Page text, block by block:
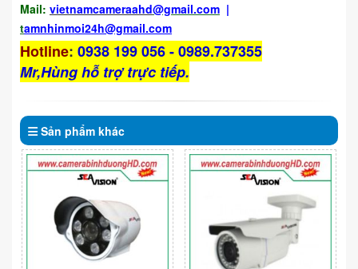
Mail: vietnamcameraahd@gmail.com |
tamnhinmoi24h@gmail.com
Hotline: 0938 199 056 - 0989.737355
Mr,Hùng hỗ trợ trực tiếp.
Sản phẩm khác